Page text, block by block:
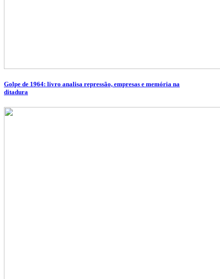
Golpe de 1964: livro analisa repressão, empresas e memória na
ditadura